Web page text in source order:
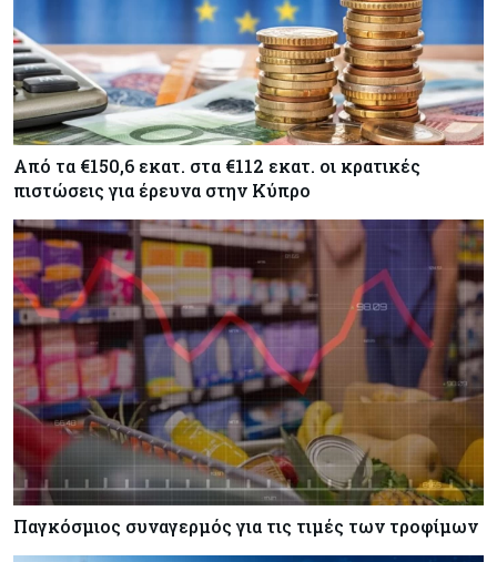
Κόσμος 07-08-2026
Σαουδική Αραβία, Πακιστάν και Τουρκία
υπογράφουν συμφωνία για αμοιβαία άμυνα
Εμπορεύματα 07-08-2026
Πετρέλαιο: Πιάνει και πάλι τα 83 δολάρια το
Brent μετά το σχέδιο του Ιράν για τα Στενά του
Ορμούζ
Κόσμος 07-08-2026
Ευρωπαϊκή αυτοκινητοβιομηχανία: Αναζητά
σωσίβιο στην Κίνα
Από τα €150,6 εκατ. στα €112 εκατ. οι κρατικές
πιστώσεις για έρευνα στην Κύπρο
Παγκόσμιος συναγερμός για τις τιμές των τροφίμων